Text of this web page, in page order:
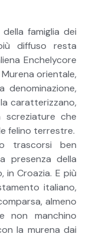
famiglia dei
diffuso resta
Enchelycore
orientale,
denominazione,
caratterizzano,
screziature che
felino terrestre.
trascorsi ben
presenza della
in Croazia. E più
italiano,
almeno
non manchino
la murena dai